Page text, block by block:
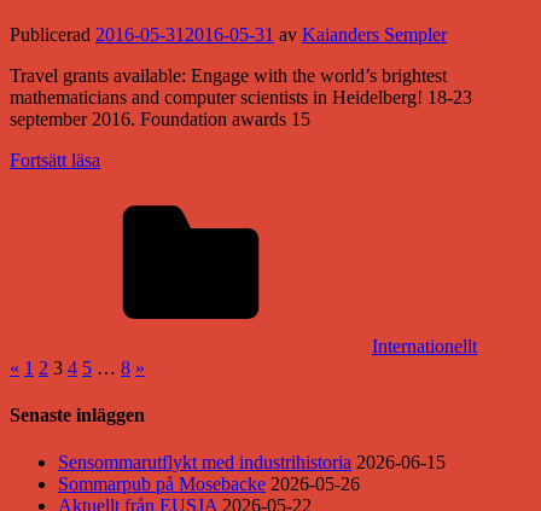
Publicerad 2016-05-31 2016-05-31 av Kaianders Sempler
Travel grants available: Engage with the world’s brightest
mathematicians and computer scientists in Heidelberg! 18-23
september 2016. Foundation awards 15
Fortsätt läsa
Internationellt
Sidnumrering
för
« Föregående
1 2 3 4 5 … 8 Nästa
»
Senaste inläggen
Sensommarutflykt med industrihistoria 2026-06-15
Sommarpub på Mosebacke 2026-05-26
Aktuellt från EUSJA 2026-05-22